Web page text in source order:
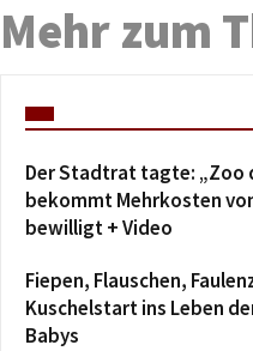
Mehr zum
Der Stadtrat tagte: „Zoo
bekommt Mehrkosten
bewilligt + Video
Fiepen, Flauschen,
Kuschelstart ins Leben
Babys